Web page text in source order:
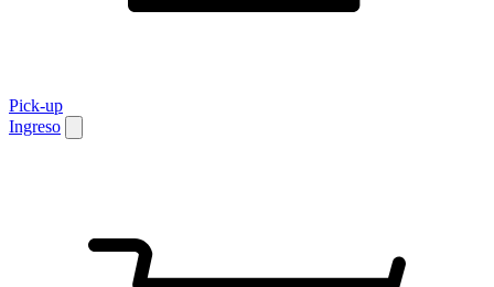
Pick-up
Ingreso